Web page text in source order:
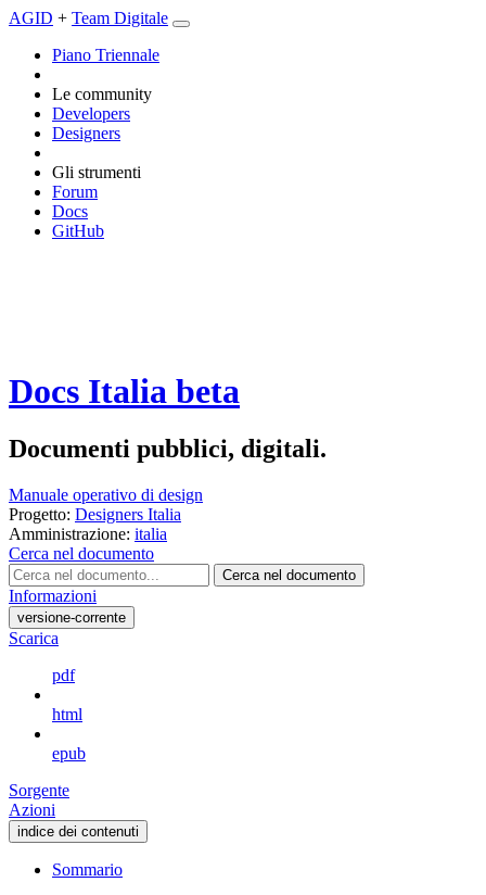
AGID + Team Digitale
Piano Triennale
Le community
Developers
Designers
Gli strumenti
Forum
Docs
GitHub
Docs Italia beta
Documenti pubblici, digitali.
Manuale operativo di design
Progetto: Designers Italia
Amministrazione: italia
Cerca nel documento
Cerca nel documento
Informazioni
versione-corrente
Scarica
pdf
html
epub
Sorgente
Azioni
indice dei contenuti
Sommario